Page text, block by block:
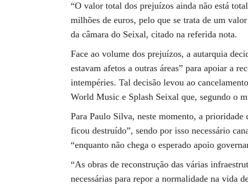
“O valor total dos prejuízos ainda não está
milhões de euros, pelo que se trata de um
da câmara do Seixal, citado na referida nota.
Face ao volume dos prejuízos, a autarquia
estavam afetos a outras áreas” para apoiar a
intempéries. Tal decisão levou ao
World Music e Splash Seixal que, segundo o
Para Paulo Silva, neste momento, a prioridade
ficou destruído”, sendo por isso necessário
“enquanto não chega o esperado apoio
“As obras de reconstrução das várias
necessárias para repor a normalidade na vida